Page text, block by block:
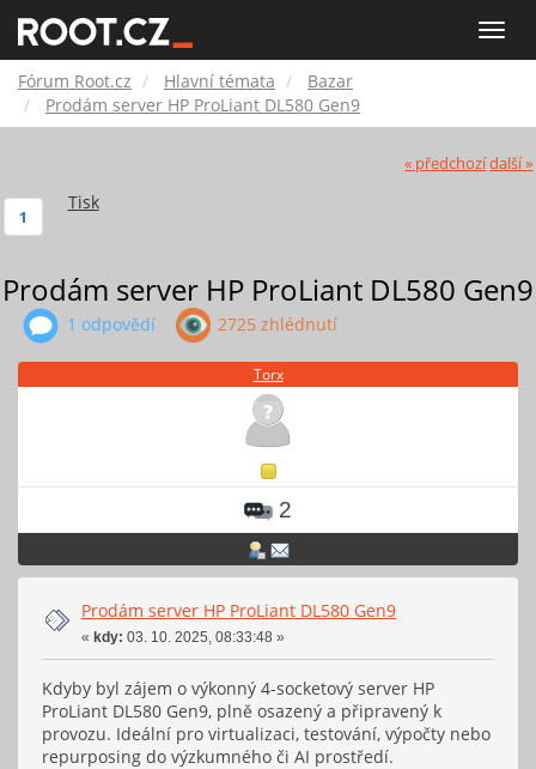
Toggle
Root.cz
Fórum Root.cz Hlavní témata
Bazar
Prodám server HP ProLiant DL580 Gen9
« předchozídalší »
Tisk
1
Prodám server HP ProLiant DL580 Gen9
1 odpovědí 2725 zhlédnutí
Torx
2
Prodám server HP ProLiant DL580 Gen9
« kdy: 03. 10. 2025, 08:33:48 »
Kdyby byl zájem o výkonný 4-socketový server HP
ProLiant DL580 Gen9, plně osazený a připravený k
provozu. Ideální pro virtualizaci, testování, výpočty nebo
repurposing do výzkumného či AI prostředí.